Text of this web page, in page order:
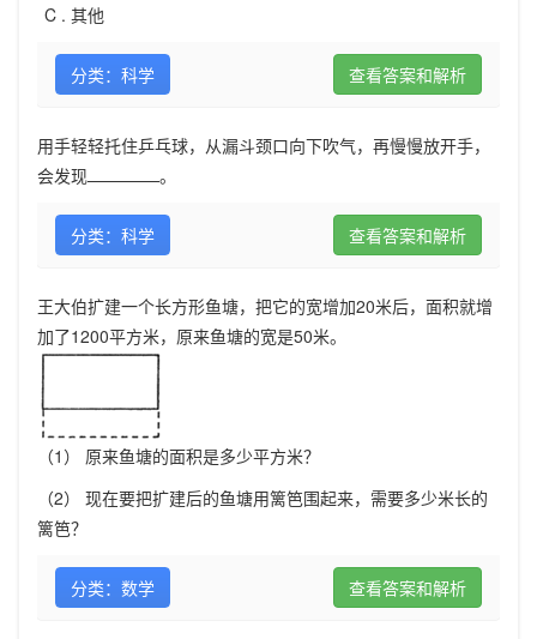
C . 其他
分类：科学 查看答案和解析
用手轻轻托住乒乓球，从漏斗颈口向下吹气，再慢慢放开手，
会发现
。
分类：科学 查看答案和解析
王大伯扩建一个长方形鱼塘，把它的宽增加20米后，面积就增
加了1200平方米，原来鱼塘的宽是50米。
（1） 原来鱼塘的面积是多少平方米？
（2） 现在要把扩建后的鱼塘用篱笆围起来，需要多少米长的
篱笆？
分类：数学 查看答案和解析